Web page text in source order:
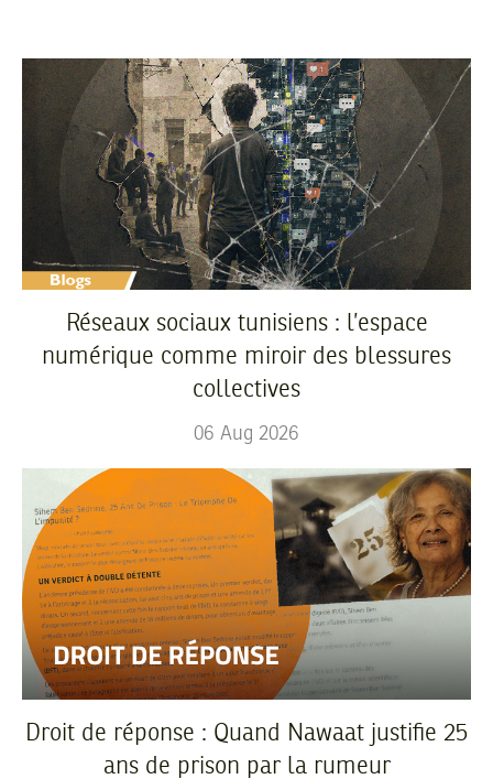
Réseaux sociaux tunisiens : l’espace
numérique comme miroir des blessures
collectives
06 Aug 2026
Droit de réponse : Quand Nawaat justifie 25
ans de prison par la rumeur